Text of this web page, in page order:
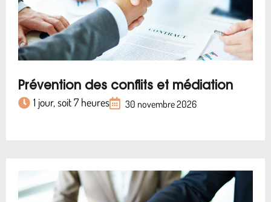
Prévention des conflits et médiation
1 jour, soit 7 heures 30 novembre 2026